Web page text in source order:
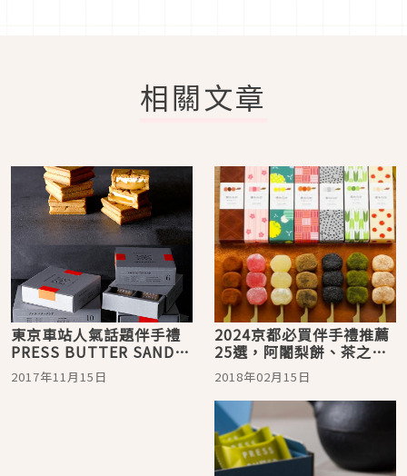
相關文章
東京車站人氣話題伴手禮
PRESS BUTTER SAND
也在晴空塔隆重登場囉！
2017年11月15日
2024京都必買伴手禮推薦
25選，阿闍梨餅、茶之菓
等知名京都和菓子千萬別
錯過
2018年02月15日